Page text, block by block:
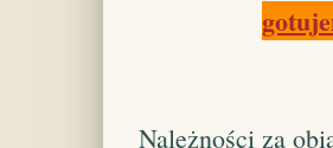
Należności za